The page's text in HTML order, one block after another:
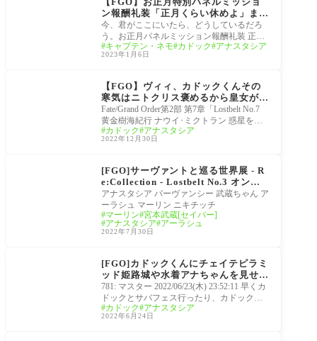
ン報酬礼装「正月くらい休めよ」まさ
かのカドック視点テキストと装飾に隠
れたサーヴァントがエモい
今、君がここにいたら、どうしているだろ
う。お正月パネルミッション報酬礼装 正月
くらい休めよ今年の礼装も装飾の下にサー
ヴァ
キャプテン・ネモ カドック アナスタシア
2023年1月6日
【FGO】ヴィィ、カドックくんその
寒気はニトクリス褒めるから皇女が…
断章（I）にて
Fate/Grand Order第2部 第7章「Lostbelt No.7
黄金樹海紀行 ナウイ･ミクトラン 惑星を統
べるもの」(前編) 断章トラオムで見せた精
霊の残滓ア
カドック アナスタシア
2022年12月30日
[FGO]サーヴァントと巡る世界展 - R
e:Collection - Lostbelt No.3 オンラ
インムービー画像まとめ「アナスタシ
ア・バーヴァンシー・武蔵・アーラシ
ュ・マーリン・ニキチッチ」
アナスタシア バーヴァンシー 武蔵ちゃん ア
ーラシュ マーリン ニキチッチ
マーリン 宮本武蔵[セイバー]
アナスタシア アーラシュ
2022年7月30日
[FGO]カドックくんにチェイテピラミ
ッド姫路城や水着アナちゃんを見せた
い。イベントでカルデアいつメン入り
を希望
781: マスター 2022/06/23(木) 23:52:11 早くカ
ドックとサバフェス行ったり、カドックを
リンボやコヤンと再会させたいなトラオム
が期待通
カドック アナスタシア
2022年6月24日